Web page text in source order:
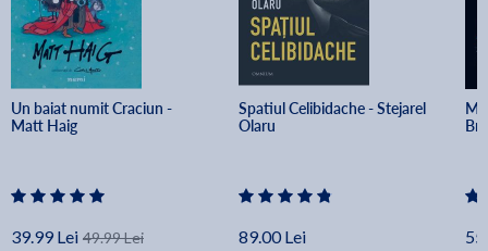
Un baiat numit Craciun -
Matt Haig
39.99 Lei 49.99 Lei
Spatiul Celibidache - Stejarel
Olaru
89.00 Lei